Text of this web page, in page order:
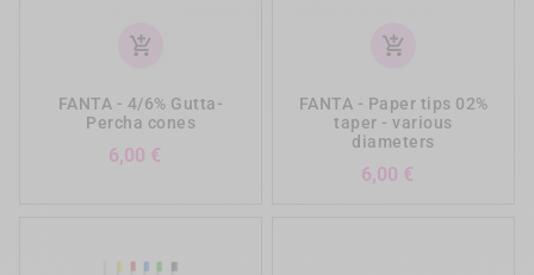
add_shopping_cart
FANTA - 4/6% Gutta-
Percha cones
6,00 €
add_shopping_cart
FANTA - Paper tips 02%
taper - various
diameters
6,00 €